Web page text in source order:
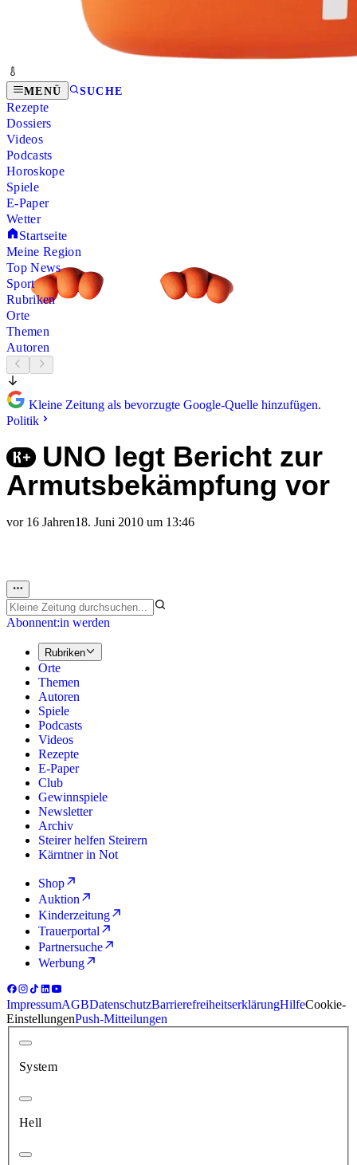
MENÜ SUCHE
Rezepte
Dossiers
Videos
Podcasts
Horoskope
Spiele
E-Paper
Wetter
Startseite
Meine Region
Top News
Sport
Rubriken
Orte
Themen
Autoren
Kleine Zeitung als bevorzugte Google-Quelle hinzufügen.
Politik
UNO legt Bericht zur
Armutsbekämpfung vor
vor 16 Jahren18. Juni 2010 um 13:46
Abonnent:in werden
Rubriken
Orte
Themen
Autoren
Spiele
Podcasts
Videos
Rezepte
E-Paper
Club
Gewinnspiele
Newsletter
Archiv
Steirer helfen Steirern
Kärntner in Not
Shop
Auktion
Kinderzeitung
Trauerportal
Partnersuche
Werbung
ImpressumAGBDatenschutzBarrierefreiheitserklärungHilfeCookie-
EinstellungenPush-Mitteilungen
System
Hell